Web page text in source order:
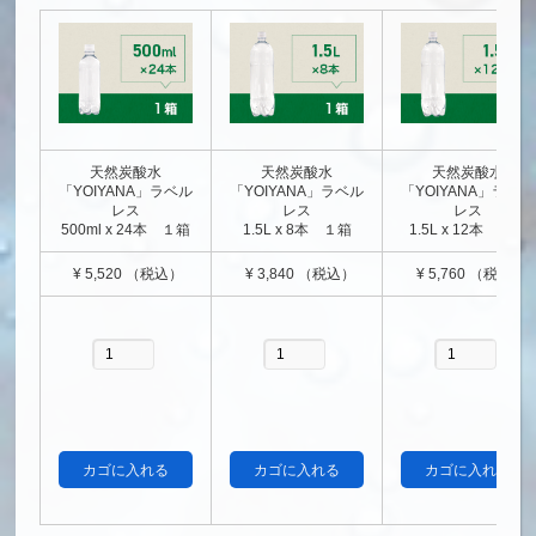
天然炭酸水
「YOIYANA」ラベル
レス
500ml x 24本 １箱
天然炭酸水
「YOIYANA」ラベル
レス
1.5L x 8本 １箱
天然炭酸水
「YOIYANA」ラベル
レス
1.5L x 12本 １箱
¥ 5,520 （税込） ¥ 3,840 （税込） ¥ 5,760 （税込）